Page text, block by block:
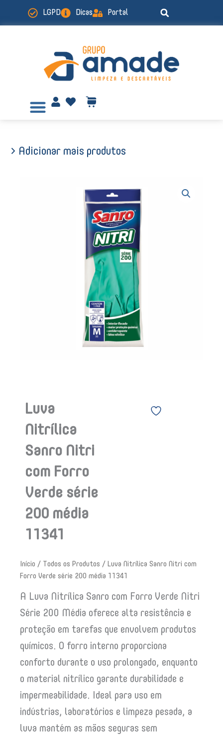
LGPD Dicas Portal
> Adicionar mais produtos
Luva
Nitrílica
Sanro Nitri
com Forro
Verde série
200 média
11341
Início / Todos os Produtos / Luva Nitrílica Sanro Nitri com
Forro Verde série 200 média 11341
A Luva Nitrílica Sanro com Forro Verde Nitri
Série 200 Média oferece alta resistência e
proteção em tarefas que envolvem produtos
químicos. O forro interno proporciona
conforto durante o uso prolongado, enquanto
o material nitrílico garante durabilidade e
impermeabilidade. Ideal para uso em
indústrias, laboratórios e limpeza pesada, a
luva mantém as mãos seguras sem